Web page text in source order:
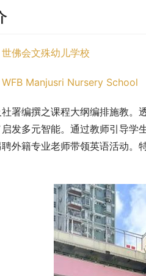
世佛会文殊幼儿学校
WFB Manjusri Nursery School
署编撰之课程大纲编排施教。
发多元智能。通过教师引导学
外籍专业老师带领英语活动。